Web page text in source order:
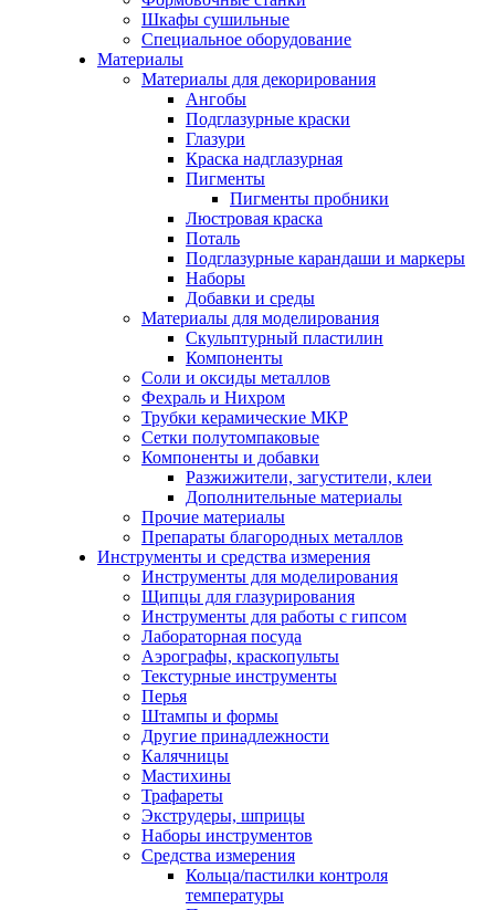
Шкафы сушильные
Специальное оборудование
Материалы
Материалы для декорирования
Ангобы
Подглазурные краски
Глазури
Краска надглазурная
Пигменты
Пигменты пробники
Люстровая краска
Поталь
Подглазурные карандаши и маркеры
Наборы
Добавки и среды
Материалы для моделирования
Скульптурный пластилин
Компоненты
Соли и оксиды металлов
Фехраль и Нихром
Трубки керамические МКР
Сетки полутомпаковые
Компоненты и добавки
Разжижители, загустители, клеи
Дополнительные материалы
Прочие материалы
Препараты благородных металлов
Инструменты и средства измерения
Инструменты для моделирования
Щипцы для глазурирования
Инструменты для работы с гипсом
Лабораторная посуда
Аэрографы, краскопульты
Текстурные инструменты
Перья
Штампы и формы
Другие принадлежности
Калячницы
Мастихины
Трафареты
Экструдеры, шприцы
Наборы инструментов
Средства измерения
Кольца/пастилки контроля
температуры